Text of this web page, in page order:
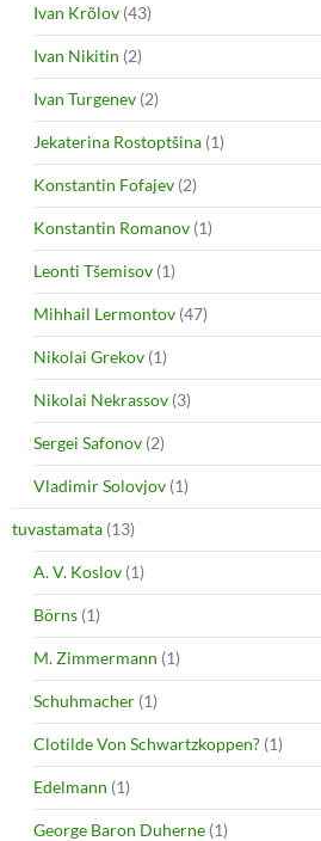
Ivan Krõlov (43)
Ivan Nikitin (2)
Ivan Turgenev (2)
Jekaterina Rostoptšina (1)
Konstantin Fofajev (2)
Konstantin Romanov (1)
Leonti Tšemisov (1)
Mihhail Lermontov (47)
Nikolai Grekov (1)
Nikolai Nekrassov (3)
Sergei Safonov (2)
Vladimir Solovjov (1)
tuvastamata (13)
A. V. Koslov (1)
Börns (1)
M. Zimmermann (1)
Schuhmacher (1)
Clotilde Von Schwartzkoppen? (1)
Edelmann (1)
George Baron Duherne (1)